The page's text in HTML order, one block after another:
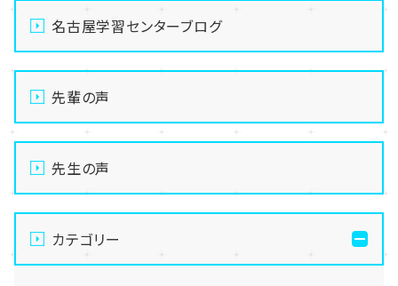
名古屋学習センターブログ
先輩の声
先生の声
カテゴリー